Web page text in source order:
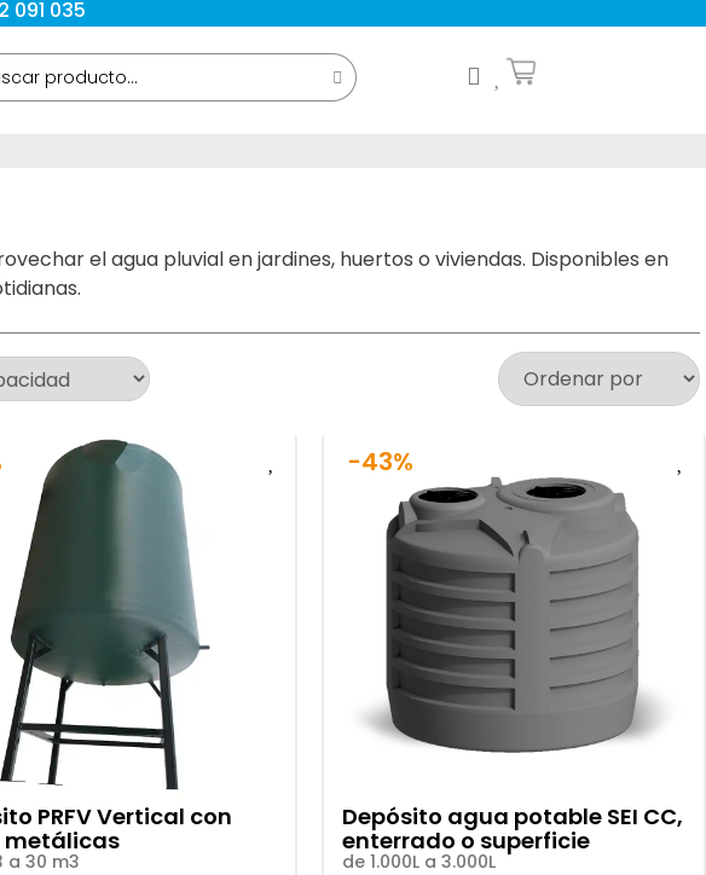
091 035
el agua pluvial en jardines, huertos o viviendas. Disponibles en
PRFV Vertical con
a 30 m3
-43%
Depósito agua potable SEI CC,
enterrado o superficie
de 1.000L a 3.000L